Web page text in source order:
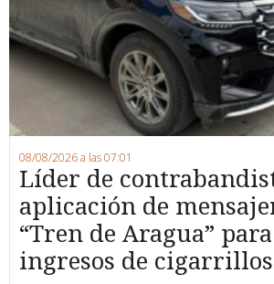
08/08/2026 a las 07:01
Líder de
aplicación de
“Tren de Aragua”
ingresos de